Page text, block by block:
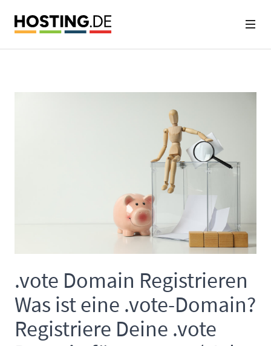
.vote Domain Registrieren
Was ist eine .vote-Domain?
Registriere Deine .vote